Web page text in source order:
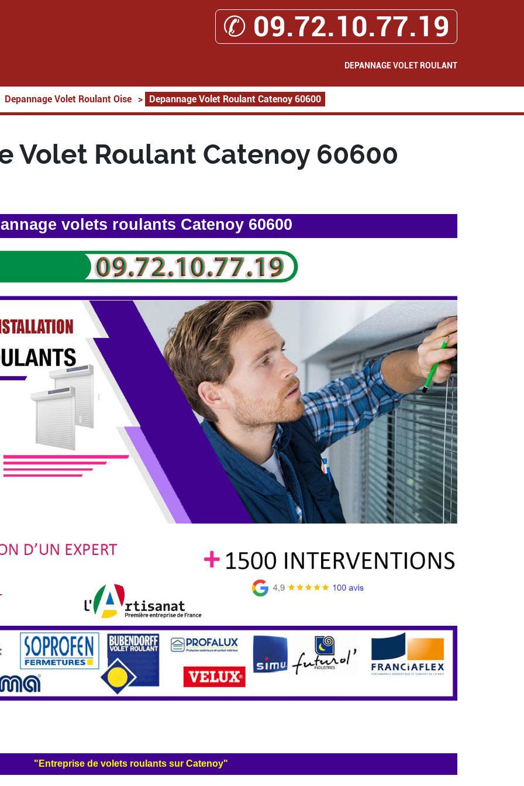
✆ 09.72.10.77.19
DEPANNAGE VOLET ROULANT
Depannage Volet Roulant Oise > Depannage Volet Roulant Catenoy 60600
Volet Roulant Catenoy 60600
volets roulants Catenoy 60600
"Entreprise de volets roulants sur Catenoy"